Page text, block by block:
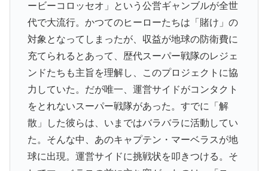
ービーコロッセオ」という公営ギャンブルが全世
代で大流行。かつてのヒーローたちは「賭け」の
対象となってしまったが、収益が地球の防衛費に
充てられるとあって、歴代スーパー戦隊のレジェ
ンドたちも主旨を理解し、このプロジェクトに協
力していた。だが唯一、運営サイドがコンタクト
をとれないスーパー戦隊があった。すでに「解
散」した彼らは、いまではバラバラに活動してい
た。そんな中、あのキャプテン・マーベラスが地
球に出現。運営サイドに挑戦状を叩きつける。そ